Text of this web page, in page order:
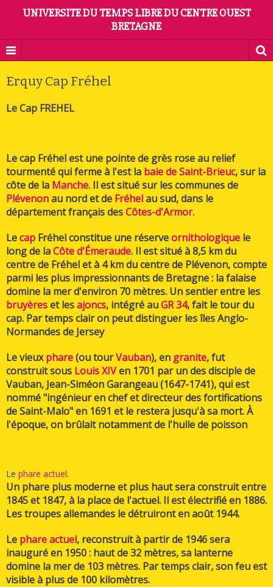
UNIVERSITE DU TEMPS LIBRE DU CENTRE OUEST
BRETAGNE
Erquy Cap Fréhel
Le Cap FREHEL
Le cap Fréhel est une pointe de grès rose au relief
tourmenté qui ferme à l'est la baie de Saint-Brieuc, sur la
côte de la Manche. Il est situé sur les communes de
Plévenonau nord et de Fréhelau sud, dans le
département français desCôtes-d'Armor.
Lecap Fréhel constitue une réserveornithologique le
long de laCôte d'Émeraude. Il est situé à 8,5 km du
centre de Fréhel et à 4 km du centre de Plévenon, compte
parmi les plus impressionnants de Bretagne : la falaise
domine la mer d'environ 70 mètres. Un sentier entre les
bruyèreset lesajoncs, intégré auGR 34, fait le tour du
cap. Par temps clair on peut distinguer les îles Anglo-
Normandes de Jersey
Le vieuxphare(ou tourVauban), en granite, fut
construit sous Louis XIVen 1701 par un des disciple de
Vauban, Jean-Siméon Garangeau (1647-1741), qui est
nommé "ingénieur en chef et directeur des fortifications
de Saint-Malo" en 1691 et le restera jusqu'à sa mort. À
l'époque, on brûlait notamment de l'huile de poisson
Le phare actuel.
Un phare plus moderne et plus haut sera construit entre
1845 et 1847, à la place de l'actuel. Il est électrifié en 1886.
Les troupes allemandes le détruiront en août 1944.
Le phare actuel, reconstruit à partir de 1946 sera
inauguré en 1950 : haut de 32 mètres, sa lanterne
domine la mer de 103 mètres. Par temps clair, son feu est
visible à plus de 100 kilomètres.